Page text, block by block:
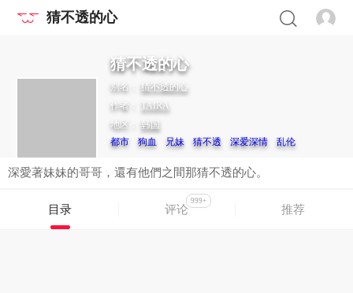
猜不透的心
猜不透的心
别名： 猜不透的心
作者： TAIRA
地区： 韩国
都市
狗血 兄妹 猜不透 深爱深情 乱伦
深愛著妹妹的哥哥，還有他們之間那猜不透的心。
目录 评论
999+
推荐